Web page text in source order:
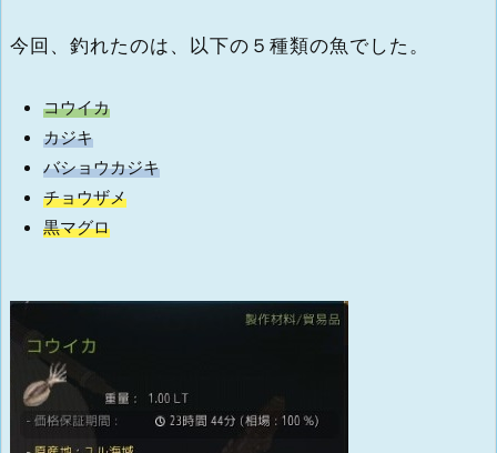
今回、釣れたのは、以下の５種類の魚でした。
コウイカ
カジキ
バショウカジキ
チョウザメ
黒マグロ